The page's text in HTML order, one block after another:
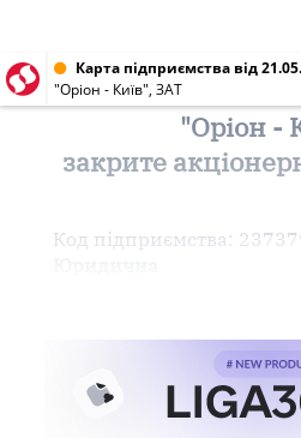
"Оріон - Київ", ЗАТ
"Оріон -
закрите
Код підприємства: